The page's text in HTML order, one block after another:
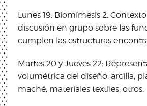
Lunes 19: Biomímesis 2:
discusión en grupo sobre las
cumplen las estructuras
Martes 20 y Jueves 22:
volumétrica del diseño, arcilla,
maché, materiales textiles, otros.